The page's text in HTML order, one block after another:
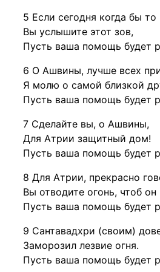
5 Если сегодня когда бы
Вы услышите этот зов,
Пусть ваша помощь будет
6 О Ашвины, лучше всех
Я молю о самой близкой
Пусть ваша помощь будет
7 Сделайте вы, о Ашвины,
Для Атрии защитный дом!
Пусть ваша помощь будет
8 Для Атрии, прекрасно
Вы отводите огонь, чтоб он
Пусть ваша помощь будет
9 Сантавадхри (своим)
Заморозил лезвие огня.
Пусть ваша помощь будет